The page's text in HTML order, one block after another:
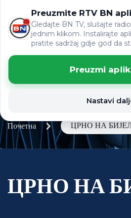
ВИЈЕСТИ
Preuzmite RTV BN
Gledajte BN TV, slušajte
jednim klikom. Instalirajte
pratite sadržaj gdje god da
Preuzmi
Nastavi
Почетна ЦРНО НА
ЦРНО НА